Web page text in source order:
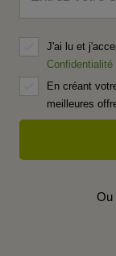
J'ai lu et
Confidentialité
En créant
meilleures
Ou